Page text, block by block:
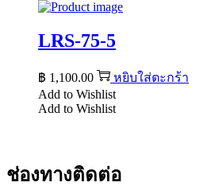
LRS-75-5
฿ 1,100.00
หยิบใส่ตะกร้า
Add to Wishlist
Add to Wishlist
ช่องทางติดต่อ